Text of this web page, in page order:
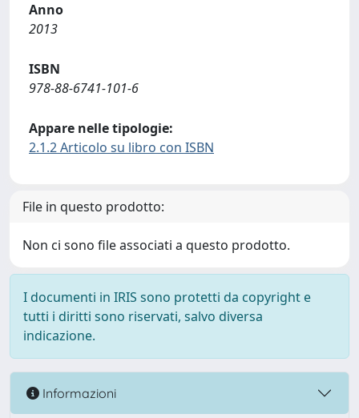
Anno
2013
ISBN
978-88-6741-101-6
Appare nelle tipologie:
2.1.2 Articolo su libro con ISBN
File in questo prodotto:
Non ci sono file associati a questo prodotto.
I documenti in IRIS sono protetti da copyright e
tutti i diritti sono riservati, salvo diversa
indicazione.
Informazioni